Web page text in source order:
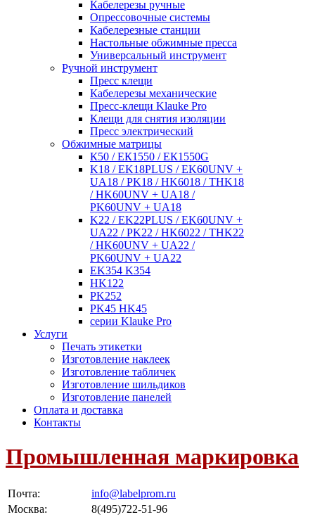
Кабелерезы ручные
Опрессовочные системы
Кабелерезные станции
Настольные обжимные пресса
Универсальный инструмент
Ручной инструмент
Пресс клещи
Кабелерезы механические
Пресс-клещи Klauke Pro
Клещи для снятия изоляции
Пресс электрический
Обжимные матрицы
К50 / ЕК1550 / ЕК1550G
K18 / EK18PLUS / EK60UNV +
UA18 / PK18 / HK6018 / THK18
/ HK60UNV + UA18 /
PK60UNV + UA18
K22 / EK22PLUS / EK60UNV +
UA22 / PK22 / HK6022 / THK22
/ HK60UNV + UA22 /
PK60UNV + UA22
EK354 K354
HK122
PK252
PK45 HK45
серии Klauke Pro
Услуги
Печать этикетки
Изготовление наклеек
Изготовление табличек
Изготовление шильдиков
Изготовление панелей
Оплата и доставка
Контакты
Промышленная маркировка
Почта:
info@labelprom.ru
Москва: 8(495)722-51-96